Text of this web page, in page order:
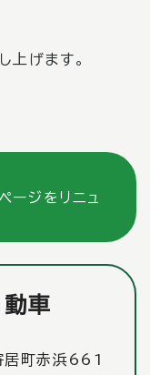
上げます。
ージをリニュ
車
町赤浜661